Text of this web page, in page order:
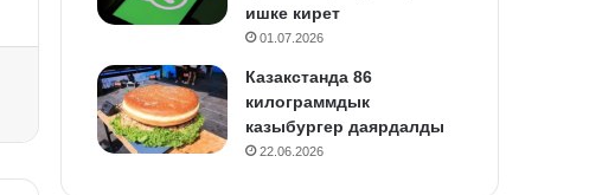
ишке кирет
01.07.2026
Казакстанда 86
килограммдык
казыбургер даярдалды
22.06.2026